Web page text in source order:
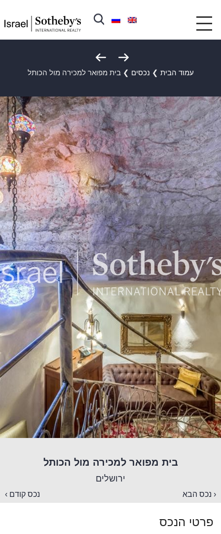
עמוד הבית ❯ נכסים ❯ בית מפואר למכירה מול הכותל
בית מפואר למכירה מול הכותל
ירושלים
‹ נכס הבא נכס קודם ›
פרטי הנכס